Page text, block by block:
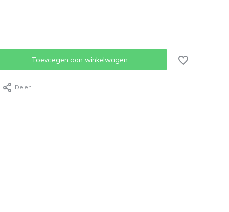
Toevoegen aan winkelwagen
Delen